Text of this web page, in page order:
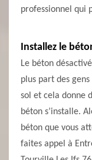
professionnel qui
Installez le
Le béton
plus part des
sol et cela donne
béton s’installe.
béton que vous
faites appel à